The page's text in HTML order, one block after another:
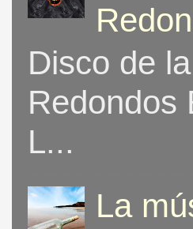
Disco de
Redondos
L...
La